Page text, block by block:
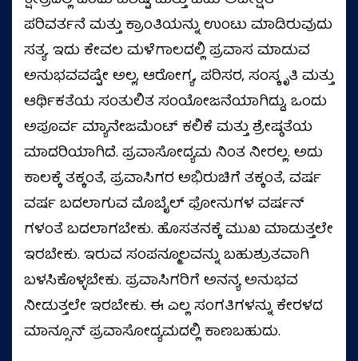
ಪರಿವರ್ತನೆ ಮತ್ತು ಕ್ರಾಂತಿಯನ್ನು ಉಂಟು ಮಾಡಿರುವುದು
ಸತ್ಯ. ಇದು ಕೇವಲ ಮಳೆಗಾಲದಲ್ಲಿ ಪ್ರವಾಸ ಮಾಡುವ
ಅನುಭವವಷ್ಟೇ ಅಲ್ಲ, ಆರೋಗ್ಯ, ಪರಿಸರ, ಸಂಸ್ಕೃತಿ ಮತ್ತು
ಆರ್ಥಿಕತೆಯ ಸಂತುಲಿತ ಸಂಯೋಜನೆಯಾಗಿದ್ದು, ಒಂದು
ಅಪೂರ್ವ ಮ್ಯಾನೇಜಮೆಂಟ್ ಕಲಿಕೆ ಮತ್ತು ಶ್ರೇಷ್ಠತೆಯ
ಮಾದರಿಯಾಗಿದೆ. ಪ್ರವಾಸೋದ್ಯಮ ನಿಂತ ನೀರಲ್ಲ. ಅದು
ಕಾಲಕ್ಕೆ ತಕ್ಕಂತೆ, ಪ್ರವಾಸಿಗರ ಅಭಿರುಚಿಗೆ ತಕ್ಕಂತೆ, ವರ್ಷ
ವರ್ಷ ಬದಲಾಗುವ ಮೊಬೈಲ್ ಫೋನುಗಳ ವರ್ಷನ್
ಗಳಂತೆ ಬದಲಾಗಬೇಕು. ಹೊಸತನಕ್ಕೆ ಮುಖ ಮಾಡುತ್ತಲೇ
ಇರಬೇಕು. ಇರುವ ಸಂಪನ್ಮೂಲವನ್ನು ಬಹುಶ್ರುತವಾಗಿ
ಬಳಸಿಕೊಳ್ಳಬೇಕು. ಪ್ರವಾಸಿಗರಿಗೆ ಅನನ್ಯ ಅನುಭವ
ನೀಡುತ್ತಲೇ ಇರಬೇಕು. ಈ ಎಲ್ಲ ಸಂಗತಿಗಳನ್ನು ಕೇರಳದ
ಮಾನ್ಸೂನ್ ಪ್ರವಾಸೋದ್ಯಮದಲ್ಲಿ ಕಾಣಬಹುದು.